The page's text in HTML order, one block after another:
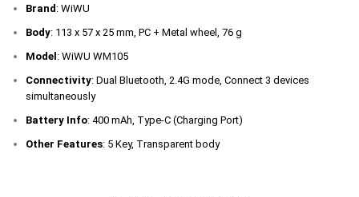
was:
2,190৳.1,390৳.
Brand : WiWU
Body: 113 x 57 x 25 mm, PC + Metal wheel, 76 g
Model : WiWU WM105
Connectivity: Dual Bluetooth, 2.4G mode, Connect 3 devices
simultaneously
Battery Info: 400 mAh, Type-C (Charging Port)
Other Features: 5 Key, Transparent body